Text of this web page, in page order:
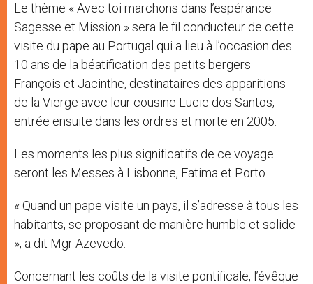
Le thème « Avec toi marchons dans l’espérance –
Sagesse et Mission » sera le fil conducteur de cette
visite du pape au Portugal qui a lieu à l’occasion des
10 ans de la béatification des petits bergers
François et Jacinthe, destinataires des apparitions
de la Vierge avec leur cousine Lucie dos Santos,
entrée ensuite dans les ordres et morte en 2005.
Les moments les plus significatifs de ce voyage
seront les Messes à Lisbonne, Fatima et Porto.
« Quand un pape visite un pays, il s’adresse à tous les
habitants, se proposant de manière humble et solide
», a dit Mgr Azevedo.
Concernant les coûts de la visite pontificale, l’évêque